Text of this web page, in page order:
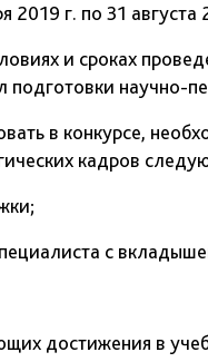
2019 г. по 31 августа
и сроках
подготовки научно-
в конкурсе,
кадров
с
достижения в